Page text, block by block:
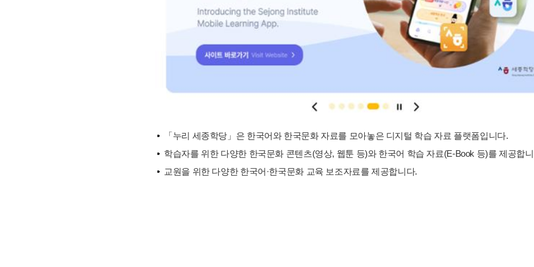
「누리 세종학당」은 한국어와 한국문화 자료를 모아놓은 디지털 학습 자료 플랫폼입니다.
학습자를 위한 다양한 한국문화 콘텐츠(영상, 웹툰 등)와 한국어 학습 자료(E-Book 등)를 제공합
교원을 위한 다양한 한국어·한국문화 교육 보조자료를 제공합니다.